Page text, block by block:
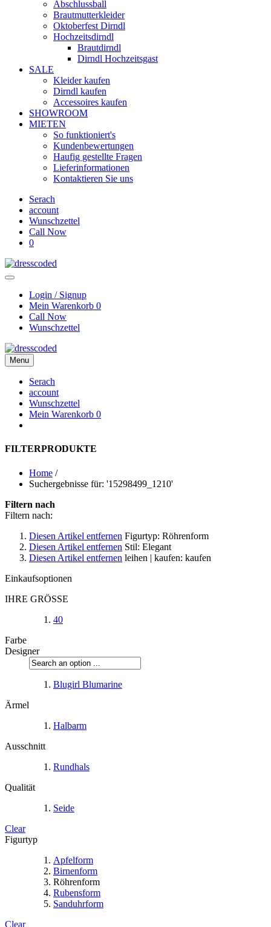
Abschlussball
Brautmutterkleider
Oktoberfest Dirndl
Hochzeitsdirndl
Brautdirndl
Dirndl Hochzeitsgast
SALE
Kleider kaufen
Dirndl kaufen
Accessoires kaufen
SHOWROOM
MIETEN
So funktioniert's
Kundenbewertungen
Haufig gestellte Fragen
Lieferinformationen
Kontaktieren Sie uns
Serach
account
Wunschzettel
Call Now
0
Login / Signup
Mein Warenkorb 0
Call Now
Wunschzettel
Menu
Serach
account
Wunschzettel
Mein Warenkorb 0
FILTERPRODUKTE
Home /
Suchergebnisse für: '15298499_1210'
Filtern nach
Filtern nach:
Diesen Artikel entfernen Figurtyp: Röhrenform
Diesen Artikel entfernen Stil: Elegant
Diesen Artikel entfernen leihen | kaufen: kaufen
Einkaufsoptionen
IHRE GRÖSSE
40
Farbe
Designer
Blugirl Blumarine
Ärmel
Halbarm
Ausschnitt
Rundhals
Qualität
Seide
Clear
Figurtyp
Apfelform
Birnenform
Röhrenform
Rubensform
Sanduhrform
Clear